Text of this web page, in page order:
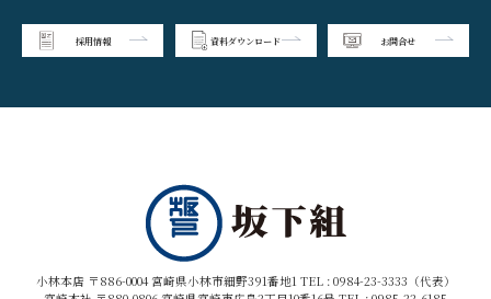
採用情報 資料ダウンロード お問合せ
小林本店 〒886-0004 宮崎県小林市細野391番地1 TEL : 0984-23-3333（代表）